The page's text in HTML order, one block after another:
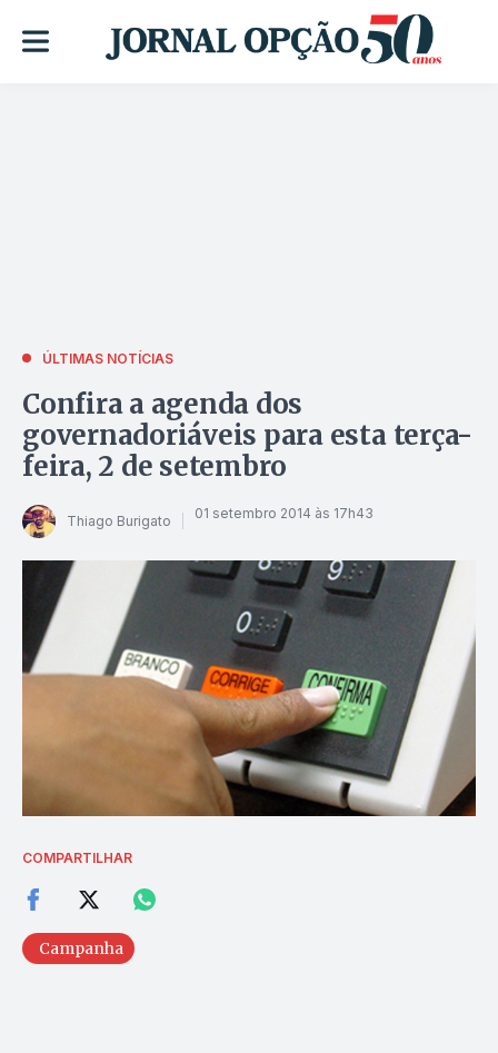
ÚLTIMAS NOTÍCIAS
Confira a agenda dos
governadoriáveis para esta terça-
feira, 2 de setembro
Thiago Burigato 01 setembro 2014 às 17h43
COMPARTILHAR
Campanha